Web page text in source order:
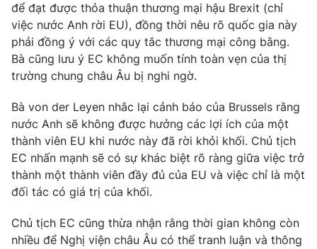
Phim VTV
Hậu trường
Nhân vật
Giải sao mai
Giải trí
Điện ảnh
Âm nhạc
Sao
Đời sống
Làm đẹp
Chất lượng cuộc sống
Giáo dục
Tuyển sinh
Học trực tuyến
Công nghệ
Hitech Công nghệ tương lai
Thị trường
Giao lưu trực tuyến
Lịch phát sóng
để đạt được thỏa thuận thương mại hậu Brexit (chỉ
việc nước Anh rời EU), đồng thời nêu rõ quốc gia này
phải đồng ý với các quy tắc thương mại công bằng.
Bà cũng lưu ý EC không muốn tính toàn vẹn của thị
trường chung châu Âu bị nghi ngờ.
Bà von der Leyen nhắc lại cảnh báo của Brussels rằng
nước Anh sẽ không được hưởng các lợi ích của một
thành viên EU khi nước này đã rời khỏi khối. Chủ tịch
EC nhấn mạnh sẽ có sự khác biệt rõ ràng giữa việc trở
thành một thành viên đầy đủ của EU và việc chỉ là một
đối tác có giá trị của khối.
Chủ tịch EC cũng thừa nhận rằng thời gian không còn
nhiều để Nghị viện châu Âu có thể tranh luận và thông